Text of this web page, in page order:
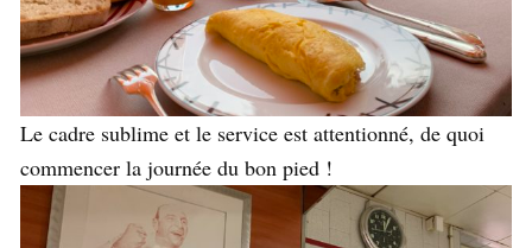
Le cadre sublime et le service est attentionné, de quoi
commencer la journée du bon pied !